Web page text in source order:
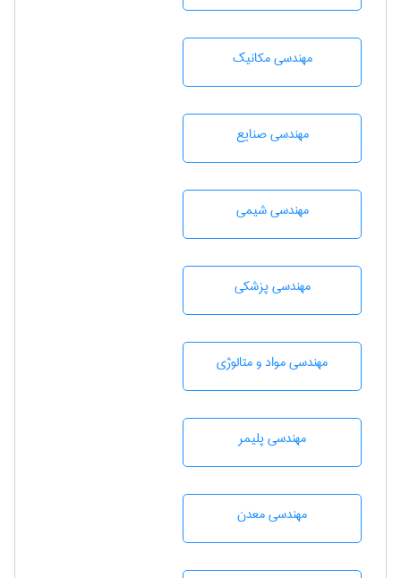
مهندسی مکانیک
مهندسی صنايع
مهندسي شيمی
مهندسی پزشکی
مهندسی مواد و متالوژی
مهندسی پليمر
مهندسی معدن